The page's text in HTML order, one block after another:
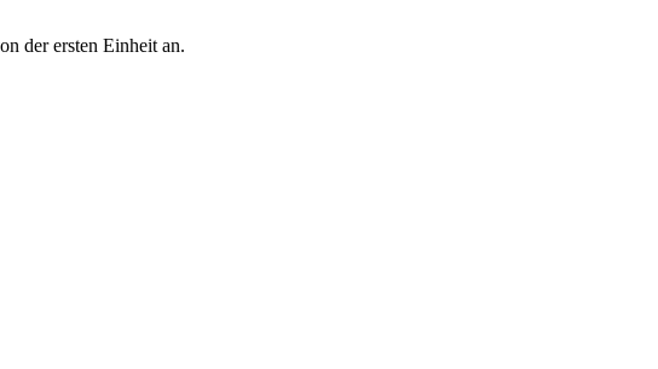
der ersten Einheit an.